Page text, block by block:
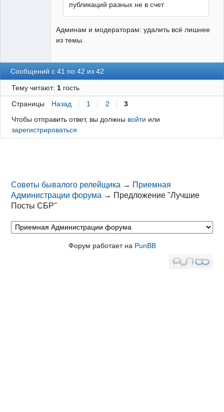
публикаций разных не в счет
Админам и модераторам: удалить всё лишнее
из темы.
Сообщений с 41 по 42 из 42
Тему читают: 1гость
Страницы Назад 1 2
3
Чтобы отправить ответ, вы должны войти или
зарегистрироваться
Советы бывалого релейщика → Приемная
Администрации форума → Предложение "Лучшие
Посты СБР"
Форум работает на PunBB